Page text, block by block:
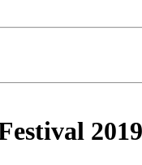
2019